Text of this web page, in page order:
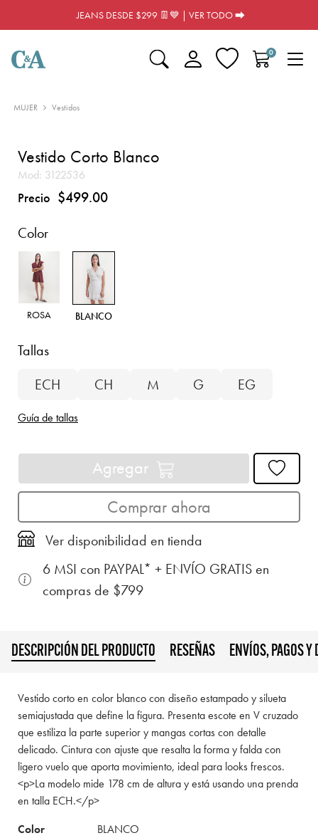
JEANS DESDE $299 👖💙 | VER TODO ⮕
0
MUJER Vestidos
Vestido Corto Blanco
Mod: 3122536
Precio $499.00
Color
ROSA BLANCO
Tallas
ECH
CH M G EG
Guía de tallas
Agregar
Comprar ahora
Ver disponibilidad en tienda
6 MSI con PAYPAL* + ENVÍO GRATIS en
compras de $799
DESCRIPCIÓN DEL PRODUCTO RESEÑAS ENVÍOS, PAGOS Y
Vestido corto en color blanco con diseño estampado y silueta
semiajustada que define la figura. Presenta escote en V cruzado
que estiliza la parte superior y mangas cortas con detalle
delicado. Cintura con ajuste que resalta la forma y falda con
ligero vuelo que aporta movimiento, ideal para looks frescos.
<p>La modelo mide 178 cm de altura y está usando una prenda
en talla ECH.</p>
Color
BLANCO